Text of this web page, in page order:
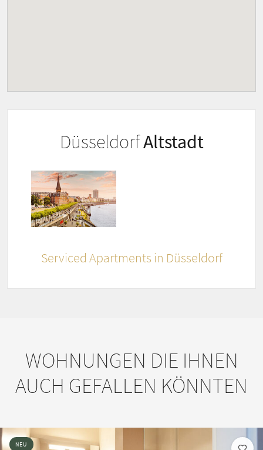
DüsseldorfAltstadt
Serviced Apartments in Düsseldorf
WOHNUNGEN DIE IHNEN
AUCH GEFALLEN KÖNNTEN
NEU